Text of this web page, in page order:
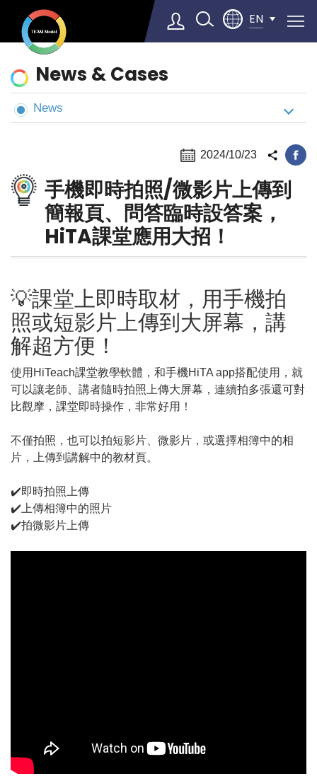
EN
▼
News
&
Cases
News & Cases
News
2024/10/23
手機即時拍照/微影片上傳到
簡報頁、問答臨時設答案，
HiTA課堂應用大招！
💡課堂上即時取材，用手機拍
照或短影片上傳到大屏幕，講
解超方便！
使用HiTeach課堂教學軟體，和手機HiTA app搭配使用，就
可以讓老師、講者隨時拍照上傳大屏幕，連續拍多張還可對
比觀摩，課堂即時操作，非常好用！
不僅拍照，也可以拍短影片、微影片，或選擇相簿中的相
片，上傳到講解中的教材頁。
✔️即時拍照上傳
✔️上傳相簿中的照片
✔️拍微影片上傳